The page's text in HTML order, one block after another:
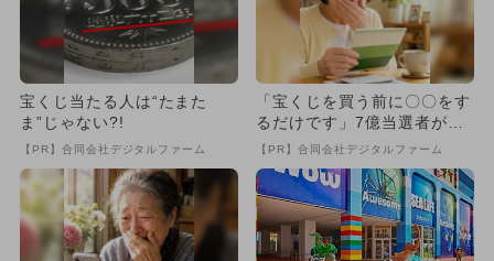
宝くじ当たる人は“たまた
ま”じゃない?!
【PR】合同会社デジタルファーム
「宝くじを買う前に〇〇をす
るだけです」7億当選者が続
出
【PR】合同会社デジタルファーム